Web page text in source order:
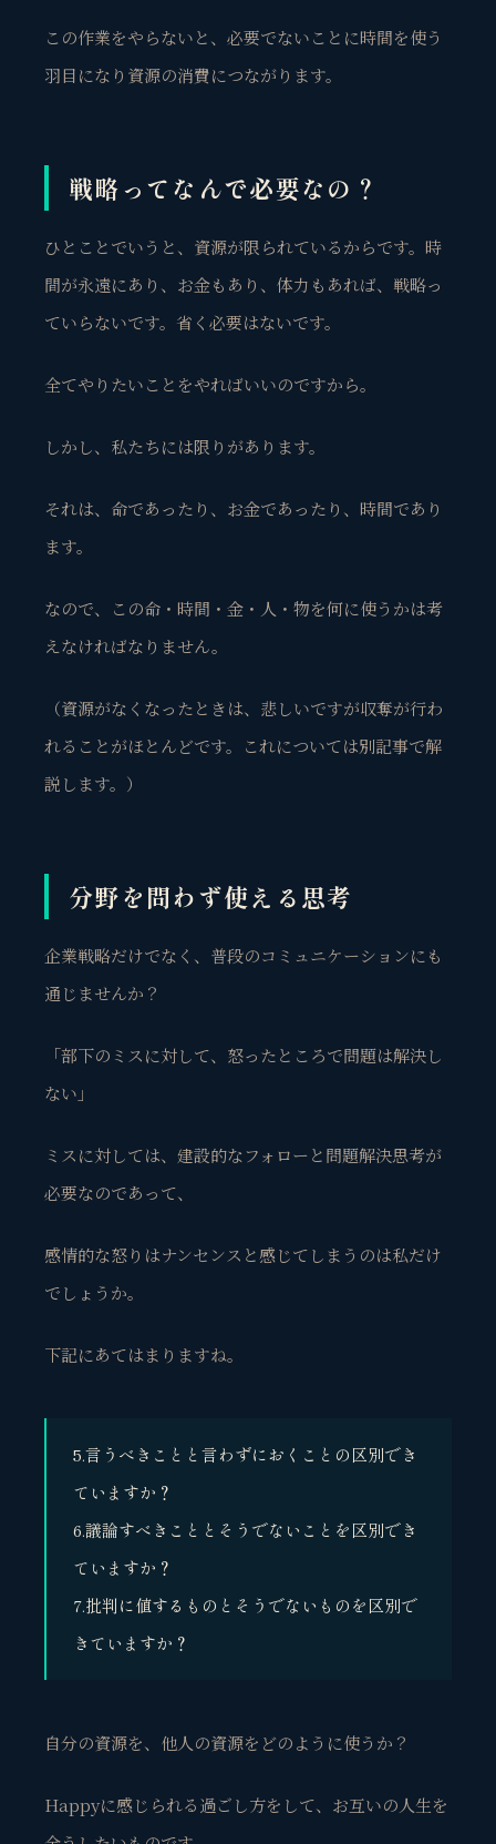
この作業をやらないと、必要でないことに時間を使う
羽目になり 資源の消費につながります。
戦略ってなんで必要なの？
ひとことでいうと、 資源が限られているからです。時
間が永遠にあり、お金もあり、体力もあれば、戦略っ
ていらないです。省く必要はないです。
全てやりたいことをやればいいのですから。
しかし、私たちには限りがあります。
それは、命であったり、お金であったり、時間であり
ます。
なので、この命・時間・金・人・物を何に使うかは考
えなければなりません。
（資源がなくなったときは、悲しいですが収奪が行わ
れることがほとんどです。これについては別記事で解
説します。）
分野を問わず使える思考
企業戦略だけでなく、普段のコミュニケーションにも
通じませんか？
「部下のミスに対して、怒ったところで問題は解決し
ない」
ミスに対しては、建設的なフォローと問題解決思考が
必要なのであって、
感情的な怒りはナンセンスと感じてしまうのは私だけ
でしょうか。
下記にあてはまりますね。
5.言うべきことと言わずにおくことの区別でき
ていますか？
6.議論すべきこととそうでないことを区別でき
ていますか？
7.批判に値するものとそうでないものを区別で
きていますか？
自分の資源を、他人の資源をどのように使うか？
Happyに感じられる過ごし方をして、お互いの人生を